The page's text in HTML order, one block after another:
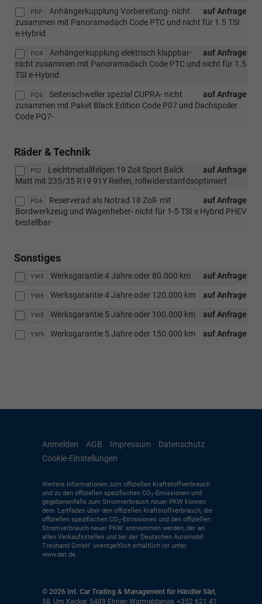
PRP auf Anfrage
Anhängerkupplung Vorbereitung- nicht
zusammen mit Panoramadach Code PTC und nicht für 1.5 TSI
e-Hybrid
PGR auf Anfrage
Anhängerkupplung elektrisch klappbar-
nicht zusammen mit Panoramadach Code PTC und nicht für 1.5
TSI e-Hybrid
PQ6 auf Anfrage
Seitenschweller spezial CUPRA- nicht
zusammen mit Paket Black Edition Code P07 und Dachspoiler
Code PQ7-
Räder & Technik
P02 auf Anfrage
Leichtmetallfelgen 19 Zoll Sport Balck
Matt mit 235/35 R19 91Y Reifen, rollwiderstanfdsoptimiert
PG6 auf Anfrage
Reserverad als Notrad 18 Zoll- mit
Bordwerkzeug und Wagenheber- nicht für 1-5 TSI e Hybrid PHEV
bestellbar-
Sonstiges
YW5 auf Anfrage
Werksgarantie 4 Jahre oder 80.000 km
YW6 auf Anfrage
Werksgarantie 4 Jahre oder 120.000 km
YW8 auf Anfrage
Werksgarantie 5 Jahre oder 100.000 km
YW9 auf Anfrage
Werksgarantie 5 Jahre oder 150.000 km
Anmelden AGB Impressum
Datenschutz
Cookie-Einstellungen
Weitere Informationen zum offiziellen Kraftstoffverbrauch
und zu den offiziellen spezifischen CO2-Emissionen und
gegebenenfalls zum Stromverbrauch neuer PKW können
dem 'Leitfaden über den offiziellen Kraftstoffverbrauch, die
offiziellen spezifischen CO2-Emissionen und den offiziellen
Stromverbrauch neuer PKW' entnommen werden, der an
allen Verkaufsstellen und bei der 'Deutschen Automobil
Treuhand GmbH' unentgeltlich erhältlich ist unter
www.dat.de.
© 2026 Int. Car Trading & Management für Händler Sàrl ,
58, Um Kecker, 5489 Ehnen Wormeldange, +352 621 41